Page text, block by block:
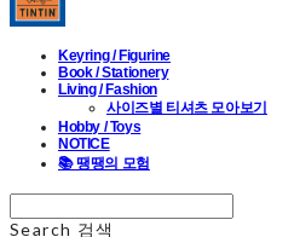
Keyring / Figurine
Book / Stationery
Living / Fashion
사이즈별 티셔츠 모아보기
Hobby / Toys
NOTICE
📚 땡땡의 모험
Search 검색